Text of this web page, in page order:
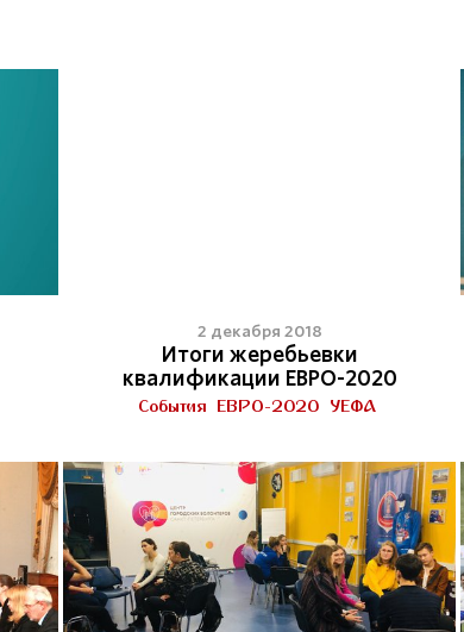
2 декабря 2018
Итоги жеребьевки
квалификации ЕВРО-2020
События ЕВРО-2020 УЕФА